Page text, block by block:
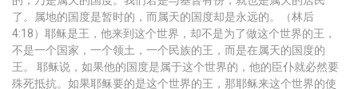
了。属地的国度是暂时的，而属天的国度却是永远的。（林后
4:18）耶稣是王，他来到这个世界，却不是为了做这个世界的王，
不是一个国家，一个领土，一个民族的王，而是在属天的国度的
王。 耶稣说，如果他的国度是属于这个世界的，他的臣仆就必然要
殊死抵抗。如果耶稣要的是这个世界的王，那耶稣来这个世界的使